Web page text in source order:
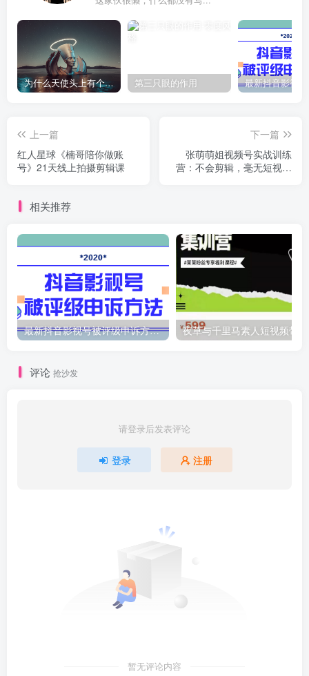
为什么天使头上有个圈？ 第三只眼的作用
上一篇
红人星球《楠哥陪你做账
号》21天线上拍摄剪辑课
下一篇
张萌萌姐视频号实战训练
营：不会剪辑，毫无短视频
相关推荐
最新抖音影视号被评级申诉方法视频教程
评论 抢沙发
请登录后发表评论
登录 注册
暂无评论内容